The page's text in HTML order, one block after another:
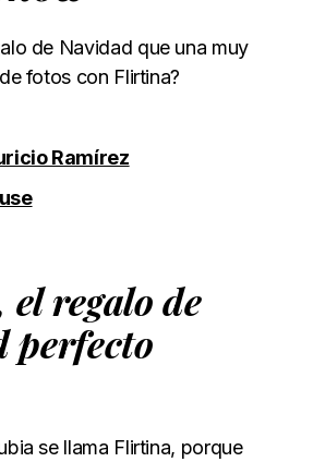
de Navidad que una muy
fotos con Flirtina?
Ramírez
regalo de
perfecto
se llama Flirtina, porque